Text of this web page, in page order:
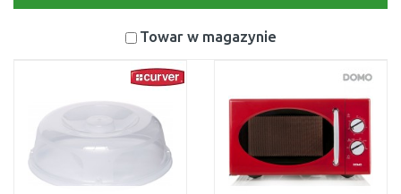
Towar w magazynie